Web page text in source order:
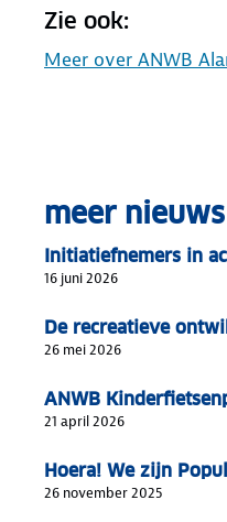
Zie ook:
Meer over ANWB
meer nieuws
Initiatiefnemers in
16 juni 2026
De recreatieve
26 mei 2026
ANWB
21 april 2026
Hoera! We zijn
26 november 2025